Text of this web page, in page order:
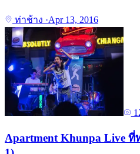
ท่าช้าง ·Apr 13, 2016
Apartment Khunpa Live ที่